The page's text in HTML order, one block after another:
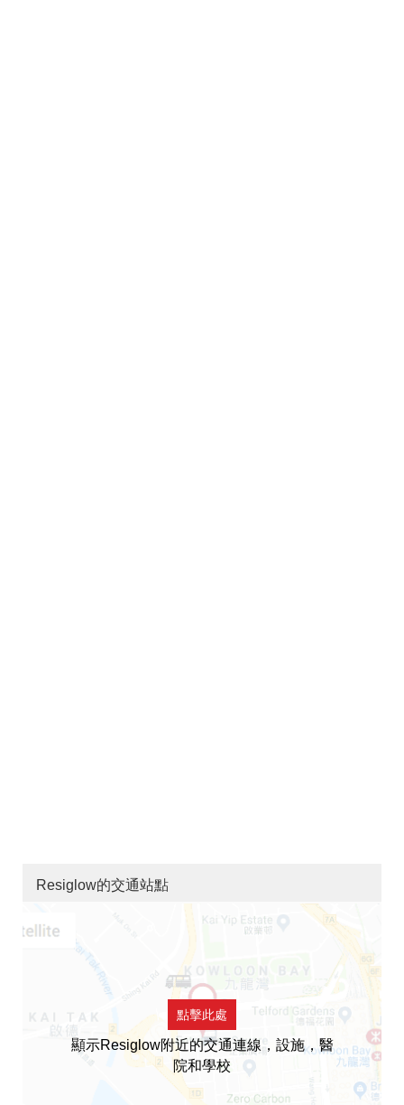
Resiglow的交通站點
點擊此處
顯示Resiglow附近的交通連線，設施，醫
院和學校